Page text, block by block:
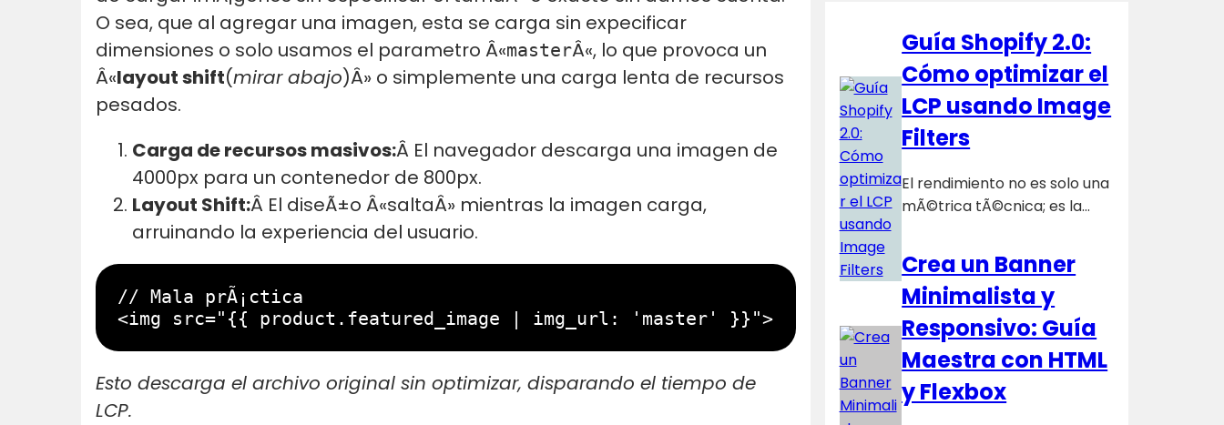
O sea, que al agregar una imagen, esta se carga sin expecificar
dimensiones o solo usamos el parametro Â«masterÂ«, lo que provoca un
Â«layout shift(mirar abajo)Â» o simplemente una carga lenta de recursos
pesados.
Carga de recursos masivos:Â El navegador descarga una imagen de
4000px para un contenedor de 800px.
Layout Shift:Â El diseÃ±o Â«saltaÂ» mientras la imagen carga,
arruinando la experiencia del usuario.
// Mala prÃ¡ctica
<img src="{{ product.featured_image | img_url: 'master' }}">
Esto descarga el archivo original sin optimizar, disparando el tiempo de
LCP.
Guía Shopify 2.0:
Cómo optimizar el
LCP usando Image
Filters
El rendimiento no es solo una
mÃ©trica tÃ©cnica; es la…
Crea un Banner
Minimalista y
Responsivo: Guía
Maestra con HTML
y Flexbox